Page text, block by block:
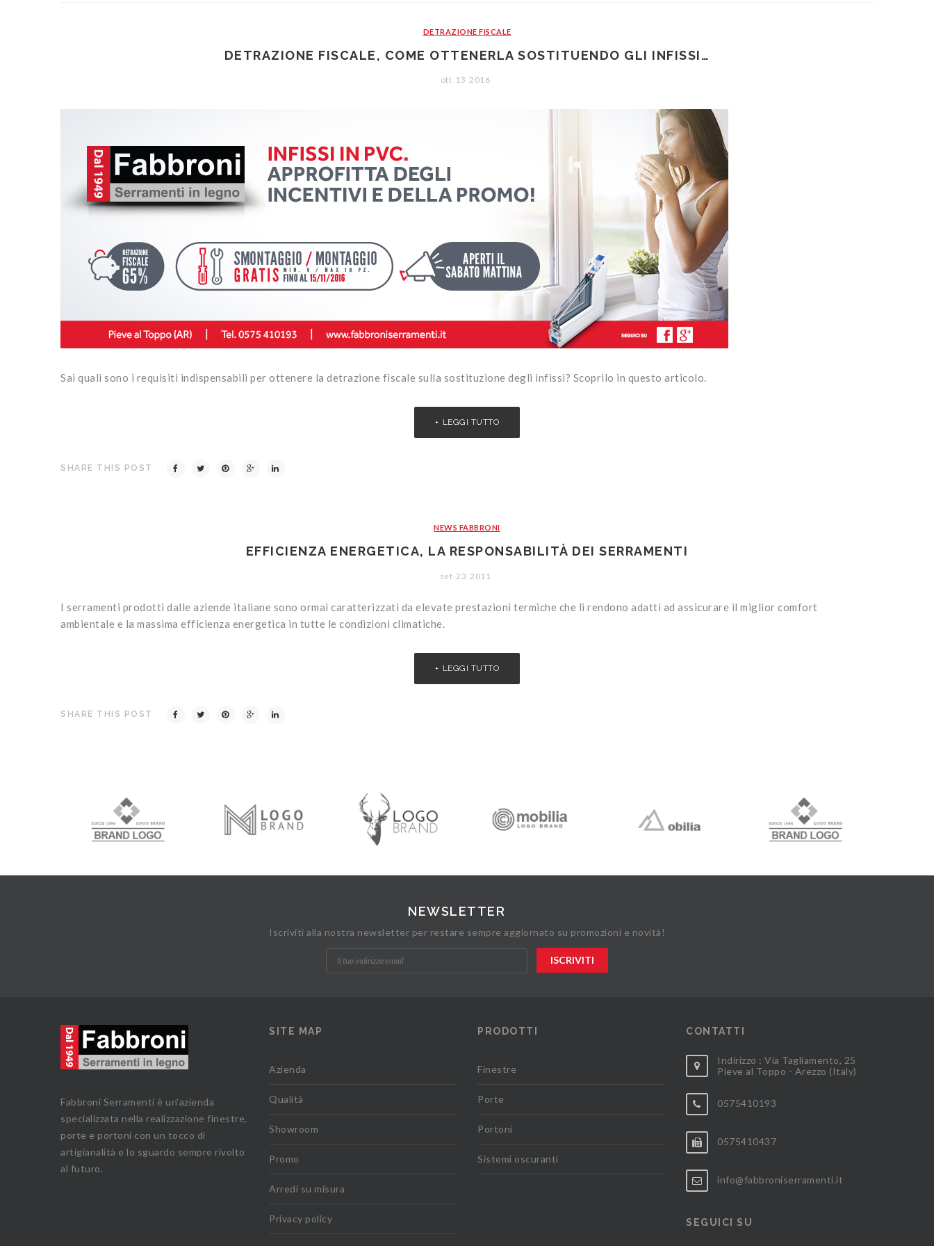
DETRAZIONE FISCALE
DETRAZIONE FISCALE, COME OTTENERLA SOSTITUENDO GLI INFISSI…
ott 13 2016
Sai quali sono i requisiti indispensabili per ottenere la detrazione fiscale sulla sostituzione degli infissi? Scoprilo in questo articolo.
LEGGI TUTTO
SHARE THIS POST
NEWS FABBRONI
EFFICIENZA ENERGETICA, LA RESPONSABILITÀ DEI SERRAMENTI
set 23 2011
I serramenti prodotti dalle aziende italiane sono ormai caratterizzati da elevate prestazioni termiche che li rendono adatti ad assicurare il miglior comfort
ambientale e la massima efficienza energetica in tutte le condizioni climatiche.
LEGGI TUTTO
SHARE THIS POST
NEWSLETTER
Iscriviti alla nostra newsletter per restare sempre aggiornato su promozioni e novità!
Fabbroni Serramenti è un'azienda
specializzata nella realizzazione finestre,
porte e portoni con un tocco di
artigianalità e lo sguardo sempre rivolto
al futuro.
SITE MAP
Azienda
Qualità
Showroom
Promo
Arredi su misura
Privacy policy
PRODOTTI
Finestre
Porte
Portoni
Sistemi oscuranti
CONTATTI
Indirizzo : Via Tagliamento, 25
Pieve al Toppo - Arezzo (Italy)
0575410193
0575410437
info@fabbroniserramenti.it
SEGUICI SU